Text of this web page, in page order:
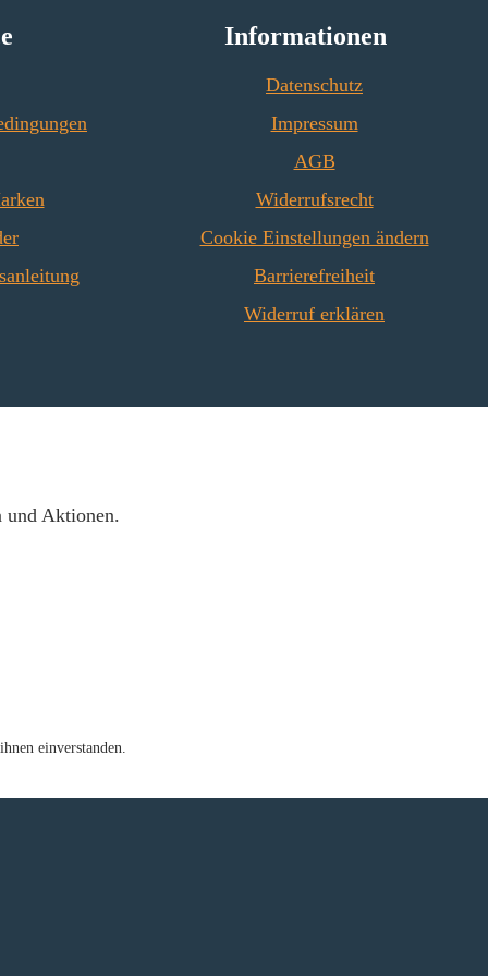
Informationen
Datenschutz
Impressum
AGB
Widerrufsrecht
Cookie Einstellungen ändern
Barrierefreiheit
Widerruf erklären
und Aktionen.
einverstanden.